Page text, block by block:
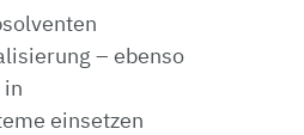
– ebenso
einsetzen